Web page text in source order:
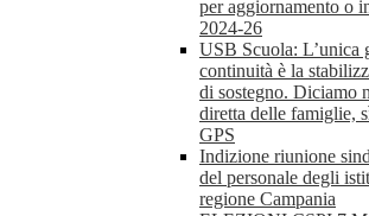
per aggiornamento o
2024-26
USB Scuola: L’unica
continuità è la
di sostegno. Diciamo
diretta delle famiglie,
GPS
Indizione riunione
del personale degli
regione Campania